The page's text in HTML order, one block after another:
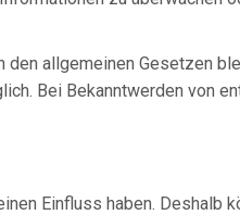
allgemeinen Gesetzen
Bei Bekanntwerden von
Einfluss haben. Deshalb